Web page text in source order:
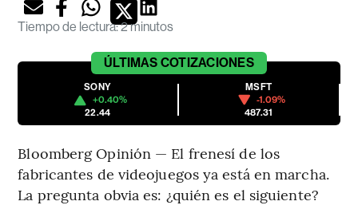
Tiempo de lectura:2 minutos
ÚLTIMAS COTIZACIONES
SONY
+0.40%
22.44
MSFT
-1.09%
487.31
Bloomberg Opinión — El frenesí de los
fabricantes de videojuegos ya está en marcha.
La pregunta obvia es: ¿quién es el siguiente?